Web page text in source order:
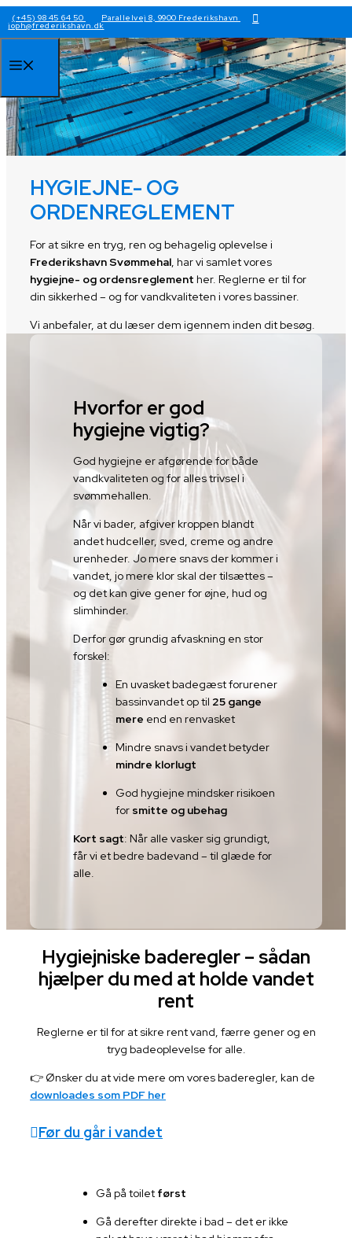
Hop(+45) 98 45 64 50
Parallelvej 8, 9900 Frederikshavn
joph@frederikshavn.dk
Menu
HYGIEJNE- OG
ORDENREGLEMENT
For at sikre en tryg, ren og behagelig oplevelse i
Frederikshavn Svømmehal, har vi samlet vores
hygiejne- og ordensreglement her. Reglerne er til for
din sikkerhed – og for vandkvaliteten i vores bassiner.
Vi anbefaler, at du læser dem igennem inden dit besøg.
Hvorfor er god
hygiejne vigtig?
God hygiejne er afgørende for både
vandkvaliteten og for alles trivsel i
svømmehallen.
Når vi bader, afgiver kroppen blandt
andet hudceller, sved, creme og andre
urenheder. Jo mere snavs der kommer i
vandet, jo mere klor skal der tilsættes –
og det kan give gener for øjne, hud og
slimhinder.
Derfor gør grundig afvaskning en stor
forskel:
En uvasket badegæst forurener
bassinvandet op til 25 gange
mere end en renvasket
Mindre snavs i vandet betyder
mindre klorlugt
God hygiejne mindsker risikoen
for smitte og ubehag
Kort sagt: Når alle vasker sig grundigt,
får vi et bedre badevand – til glæde for
alle.
Hygiejniske baderegler – sådan
hjælper du med at holde vandet
rent
Reglerne er til for at sikre rent vand, færre gener og en
tryg badeoplevelse for alle.
👉 Ønsker du at vide mere om vores baderegler, kan de
downloades som PDF her
Før du går i vandet
Gå på toilet først
Gå derefter direkte i bad – det er ikke